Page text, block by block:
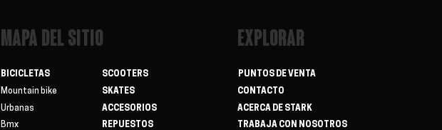
MAPA DEL SITIO
BICICLETAS
SCOOTERS
Mountain bike
Urbanas
Bmx
SKATES
ACCESORIOS
REPUESTOS
EXPLORAR
PUNTOS DE VENTA
CONTACTO
ACERCA DE STARK
TRABAJA CON NOSOTROS